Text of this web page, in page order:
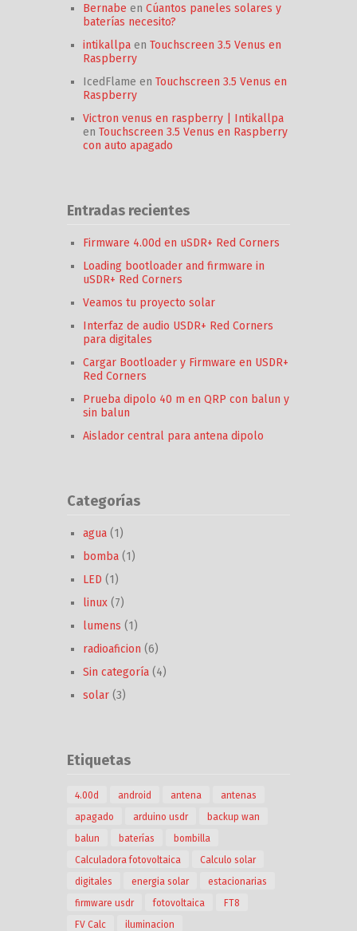
Bernabe en Cúantos paneles solares y
baterías necesito?
intikallpa en Touchscreen 3.5 Venus en
Raspberry
IcedFlame en Touchscreen 3.5 Venus en
Raspberry
Victron venus en raspberry | Intikallpa
en Touchscreen 3.5 Venus en Raspberry
con auto apagado
Entradas recientes
Firmware 4.00d en uSDR+ Red Corners
Loading bootloader and firmware in
uSDR+ Red Corners
Veamos tu proyecto solar
Interfaz de audio USDR+ Red Corners
para digitales
Cargar Bootloader y Firmware en USDR+
Red Corners
Prueba dipolo 40 m en QRP con balun y
sin balun
Aislador central para antena dipolo
Categorías
agua (1)
bomba (1)
LED (1)
linux (7)
lumens (1)
radioaficion (6)
Sin categoría (4)
solar (3)
Etiquetas
4.00d android antena
antenas
apagado
arduino usdr
backup wan
balun
baterías
bombilla
Calculadora fotovoltaica
Calculo solar
digitales
energia solar
estacionarias
firmware usdr
fotovoltaica
FT8
FV Calc
iluminacion